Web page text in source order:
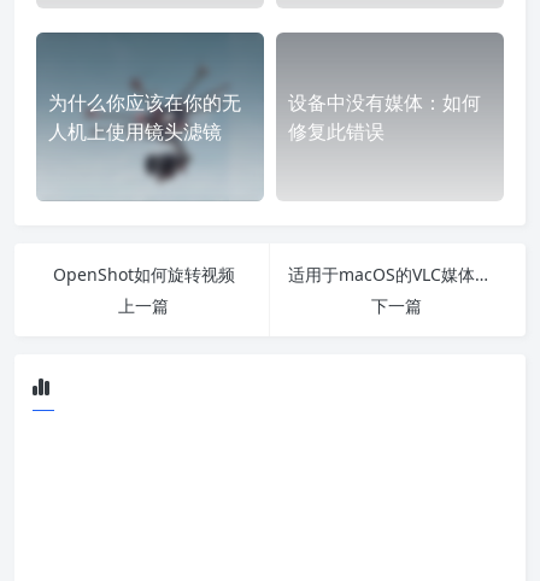
为什么你应该在你的无
人机上使用镜头滤镜
设备中没有媒体：如何
修复此错误
OpenShot如何旋转视频
上一篇
适用于macOS的VLC媒体播放器已更新，全面支持M1 Mac
下一篇